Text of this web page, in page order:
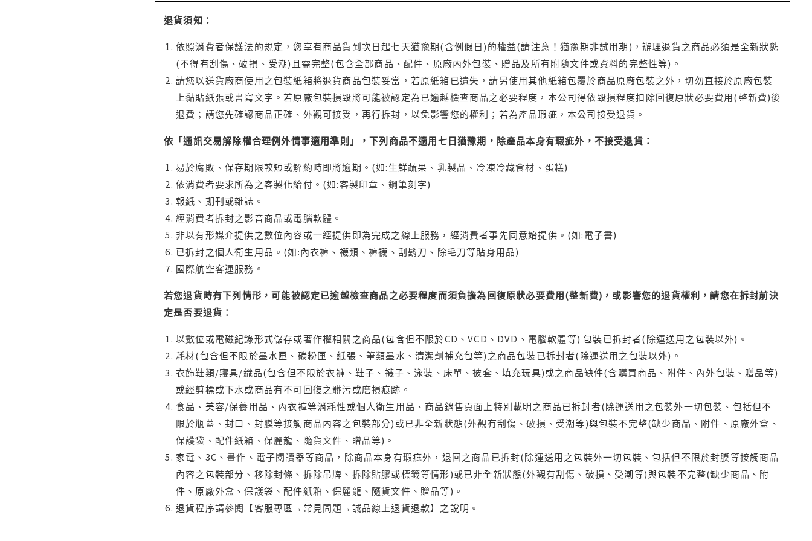
退貨須知：
依照消費者保護法的規定，您享有商品貨到次日起七天猶豫期(含例假日)的權益(請注意！猶豫期非試用期)，辦理退貨之商品必須是全新狀態
(不得有刮傷、破損、受潮)且需完整(包含全部商品、配件、原廠內外包裝、贈品及所有附隨文件或資料的完整性等)。
請您以送貨廠商使用之包裝紙箱將退貨商品包裝妥當，若原紙箱已遺失，請另使用其他紙箱包覆於商品原廠包裝之外，切勿直接於原廠包裝
上黏貼紙張或書寫文字。若原廠包裝損毀將可能被認定為已逾越檢查商品之必要程度，本公司得依毀損程度扣除回復原狀必要費用(整新費)後
退費；請您先確認商品正確、外觀可接受，再行拆封，以免影響您的權利；若為產品瑕疵，本公司接受退貨。
依「通訊交易解除權合理例外情事適用準則」，下列商品不適用七日猶豫期，除產品本身有瑕疵外，不接受退貨：
易於腐敗、保存期限較短或解約時即將逾期。(如:生鮮蔬果、乳製品、冷凍冷藏食材、蛋糕)
依消費者要求所為之客製化給付。(如:客製印章、鋼筆刻字)
報紙、期刊或雜誌。
經消費者拆封之影音商品或電腦軟體。
非以有形媒介提供之數位內容或一經提供即為完成之線上服務，經消費者事先同意始提供。(如:電子書)
已拆封之個人衛生用品。(如:內衣褲、襪類、褲襪、刮鬍刀、除毛刀等貼身用品)
國際航空客運服務。
若您退貨時有下列情形，可能被認定已逾越檢查商品之必要程度而須負擔為回復原狀必要費用(整新費)，或影響您的退貨權利，請您在拆封前決
定是否要退貨：
以數位或電磁紀錄形式儲存或著作權相關之商品(包含但不限於CD、VCD、DVD、電腦軟體等) 包裝已拆封者(除運送用之包裝以外)。
耗材(包含但不限於墨水匣、碳粉匣、紙張、筆類墨水、清潔劑補充包等)之商品包裝已拆封者(除運送用之包裝以外)。
衣飾鞋類/寢具/織品(包含但不限於衣褲、鞋子、襪子、泳裝、床單、被套、填充玩具)或之商品缺件(含購買商品、附件、內外包裝、贈品等)
或經剪標或下水或商品有不可回復之髒污或磨損痕跡。
食品、美容/保養用品、內衣褲等消耗性或個人衛生用品、商品銷售頁面上特別載明之商品已拆封者(除運送用之包裝外一切包裝、包括但不
限於瓶蓋、封口、封膜等接觸商品內容之包裝部分)或已非全新狀態(外觀有刮傷、破損、受潮等)與包裝不完整(缺少商品、附件、原廠外盒、
保護袋、配件紙箱、保麗龍、隨貨文件、贈品等)。
家電、3C、畫作、電子閱讀器等商品，除商品本身有瑕疵外，退回之商品已拆封(除運送用之包裝外一切包裝、包括但不限於封膜等接觸商品
內容之包裝部分、移除封條、拆除吊牌、拆除貼膠或標籤等情形)或已非全新狀態(外觀有刮傷、破損、受潮等)與包裝不完整(缺少商品、附
件、原廠外盒、保護袋、配件紙箱、保麗龍、隨貨文件、贈品等)。
退貨程序請參閱【客服專區→常見問題→誠品線上退貨退款】之說明。